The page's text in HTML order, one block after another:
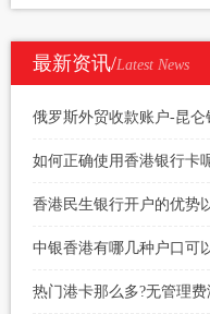
最新资讯/Latest News
俄罗斯外贸收款账户-昆
如何正确使用香港银行卡
香港民生银行开户的优势
中银香港有哪几种户口可
热门港卡那么多?无管理